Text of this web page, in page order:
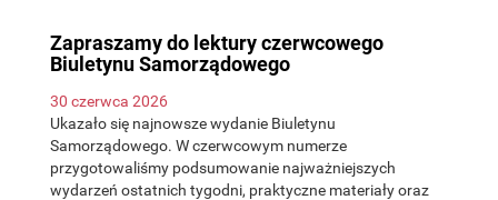
Zapraszamy do lektury czerwcowego
Biuletynu Samorządowego
30 czerwca 2026
Ukazało się najnowsze wydanie Biuletynu
Samorządowego. W czerwcowym numerze
przygotowaliśmy podsumowanie najważniejszych
wydarzeń ostatnich tygodni, praktyczne materiały oraz